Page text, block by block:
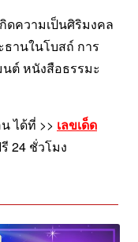
ดความเป็นศิริมงคล
านในโบสถ์ การ
ต์ หนังสือธรรมะ
ได้ที่ >> เลขเด็ด
24 ชั่วโมง